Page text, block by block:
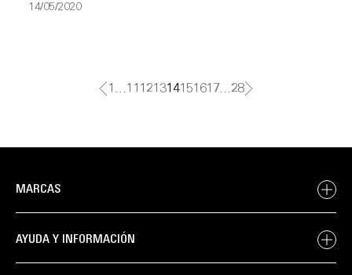
14/05/2020
1 …11 121314151617…28
MARCAS
AYUDA Y INFORMACIÓN